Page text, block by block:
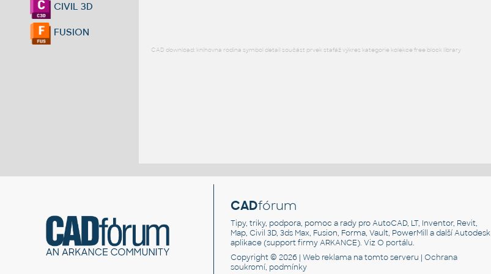
CIVIL 3D
FUSION
CAD download: knihovna rodina symbol detail součást prvek stafáž výkres kategorie kolekce free block library
CADfórum
Tipy, triky, podpora, pomoc a rady pro AutoCAD, LT, Inventor, Revit,
Map, Civil 3D, 3ds Max, Fusion, Forma, Vault, PowerMill a další Autodesk
aplikace (support firmy ARKANCE). VizO portálu.
Copyright © 2026 |Web reklama na tomto serveru |Ochrana
soukromí, podmínky